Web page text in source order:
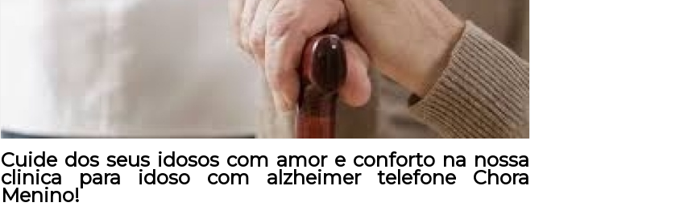
Cuide dos seus idosos com amor e conforto na nossa
clinica para idoso com alzheimer telefone Chora
Menino!